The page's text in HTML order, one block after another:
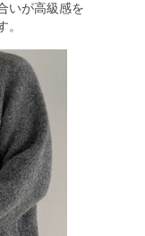
いが高級感を